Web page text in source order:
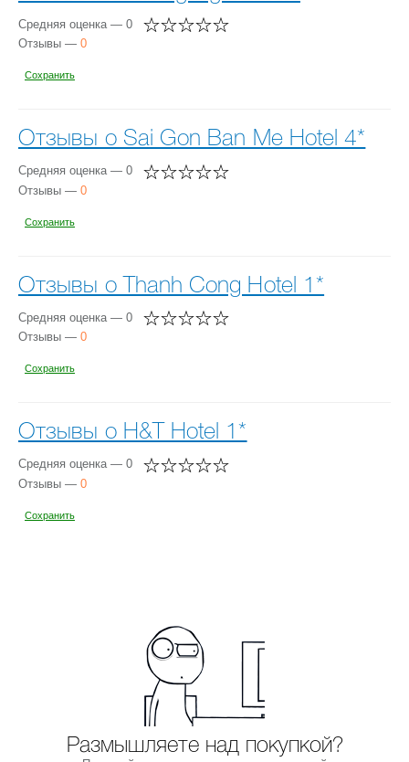
Средняя оценка — 0
Отзывы — 0
Сохранить
Отзывы о Sai Gon Ban Me Hotel 4*
Средняя оценка — 0
Отзывы — 0
Сохранить
Отзывы о Thanh Cong Hotel 1*
Средняя оценка — 0
Отзывы — 0
Сохранить
Отзывы о H&T Hotel 1*
Средняя оценка — 0
Отзывы — 0
Сохранить
Размышляете над покупкой?